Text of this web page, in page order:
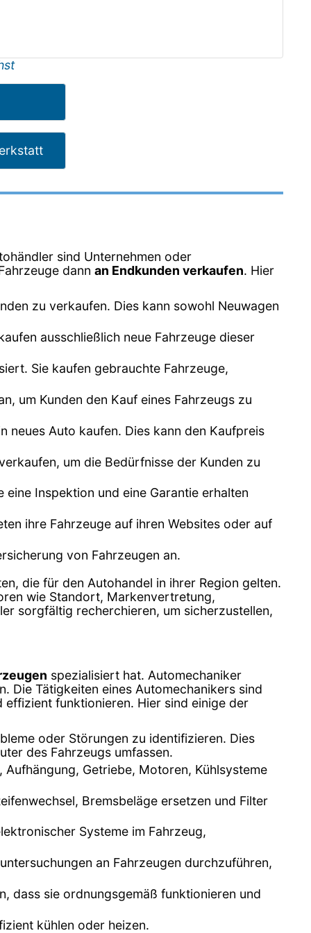
sind Unternehmen oder
dann an Endkunden verkaufen. Hier
zu verkaufen. Dies kann sowohl Neuwagen
ausschließlich neue Fahrzeuge dieser
Sie kaufen gebrauchte Fahrzeuge,
um Kunden den Kauf eines Fahrzeugs zu
neues Auto kaufen. Dies kann den Kaufpreis
um die Bedürfnisse der Kunden zu
Inspektion und eine Garantie erhalten
ihre Fahrzeuge auf ihren Websites oder auf
von Fahrzeugen an.
die für den Autohandel in ihrer Region gelten.
wie Standort, Markenvertretung,
sorgfältig recherchieren, um sicherzustellen,
spezialisiert hat. Automechaniker
Die Tätigkeiten eines Automechanikers sind
effizient funktionieren. Hier sind einige der
oder Störungen zu identifizieren. Dies
des Fahrzeugs umfassen.
Getriebe, Motoren, Kühlsysteme
Bremsbeläge ersetzen und Filter
Systeme im Fahrzeug,
an Fahrzeugen durchzuführen,
dass sie ordnungsgemäß funktionieren und
kühlen oder heizen.